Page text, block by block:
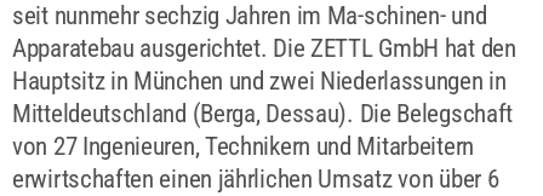
seit nunmehr sechzig Jahren im Ma-schinen- und
Apparatebau ausgerichtet. Die ZETTL GmbH hat den
Hauptsitz in München und zwei Niederlassungen in
Mitteldeutschland (Berga, Dessau). Die Belegschaft
von 27 Ingenieuren, Technikern und Mitarbeitern
erwirtschaften einen jährlichen Umsatz von über 6